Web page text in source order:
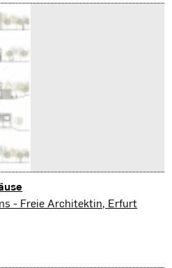
- Freie Architektin, Erfurt